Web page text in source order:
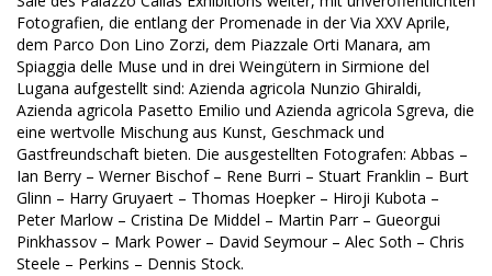
Fotografien, die entlang der Promenade in der Via XXV Aprile,
dem Parco Don Lino Zorzi, dem Piazzale Orti Manara, am
Spiaggia delle Muse und in drei Weingütern in Sirmione del
Lugana aufgestellt sind: Azienda agricola Nunzio Ghiraldi,
Azienda agricola Pasetto Emilio und Azienda agricola Sgreva, die
eine wertvolle Mischung aus Kunst, Geschmack und
Gastfreundschaft bieten. Die ausgestellten Fotografen: Abbas –
Ian Berry – Werner Bischof – Rene Burri – Stuart Franklin – Burt
Glinn – Harry Gruyaert – Thomas Hoepker – Hiroji Kubota –
Peter Marlow – Cristina De Middel – Martin Parr – Gueorgui
Pinkhassov – Mark Power – David Seymour – Alec Soth – Chris
Steele – Perkins – Dennis Stock.